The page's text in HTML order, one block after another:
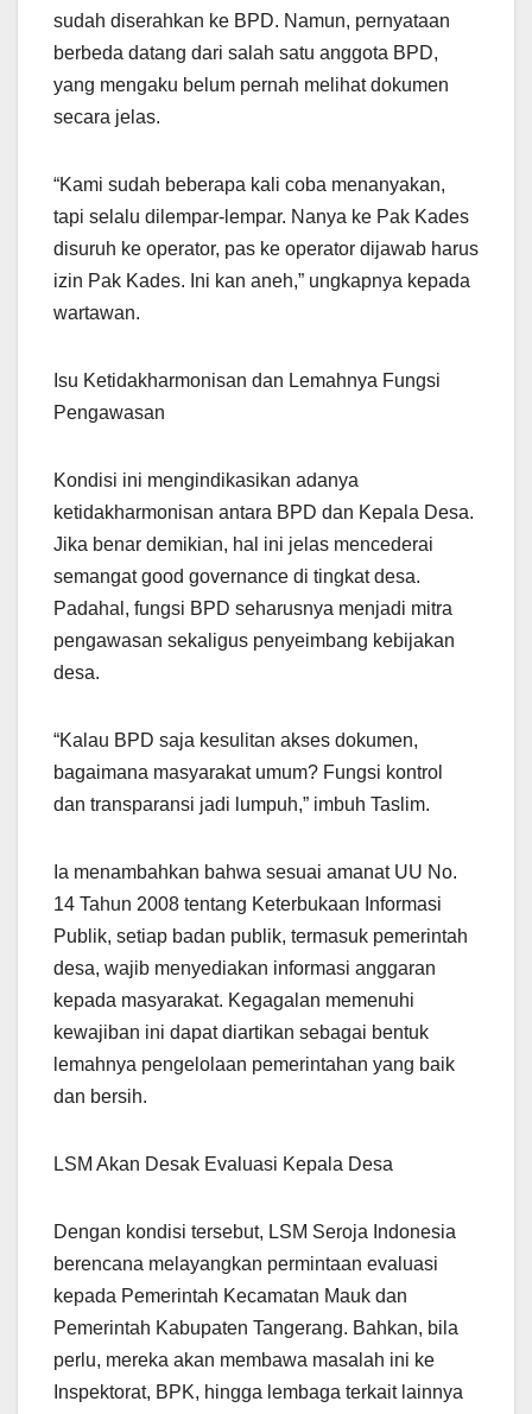
sudah diserahkan ke BPD. Namun, pernyataan
berbeda datang dari salah satu anggota BPD,
yang mengaku belum pernah melihat dokumen
secara jelas.
“Kami sudah beberapa kali coba menanyakan,
tapi selalu dilempar-lempar. Nanya ke Pak Kades
disuruh ke operator, pas ke operator dijawab harus
izin Pak Kades. Ini kan aneh,” ungkapnya kepada
wartawan.
Isu Ketidakharmonisan dan Lemahnya Fungsi
Pengawasan
Kondisi ini mengindikasikan adanya
ketidakharmonisan antara BPD dan Kepala Desa.
Jika benar demikian, hal ini jelas mencederai
semangat good governance di tingkat desa.
Padahal, fungsi BPD seharusnya menjadi mitra
pengawasan sekaligus penyeimbang kebijakan
desa.
“Kalau BPD saja kesulitan akses dokumen,
bagaimana masyarakat umum? Fungsi kontrol
dan transparansi jadi lumpuh,” imbuh Taslim.
Ia menambahkan bahwa sesuai amanat UU No.
14 Tahun 2008 tentang Keterbukaan Informasi
Publik, setiap badan publik, termasuk pemerintah
desa, wajib menyediakan informasi anggaran
kepada masyarakat. Kegagalan memenuhi
kewajiban ini dapat diartikan sebagai bentuk
lemahnya pengelolaan pemerintahan yang baik
dan bersih.
LSM Akan Desak Evaluasi Kepala Desa
Dengan kondisi tersebut, LSM Seroja Indonesia
berencana melayangkan permintaan evaluasi
kepada Pemerintah Kecamatan Mauk dan
Pemerintah Kabupaten Tangerang. Bahkan, bila
perlu, mereka akan membawa masalah ini ke
Inspektorat, BPK, hingga lembaga terkait lainnya